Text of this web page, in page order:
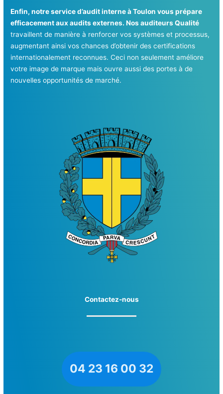
Enfin, notre service d’audit interne à Toulon vous prépare
efficacement aux audits externes. Nos auditeurs Qualité
travaillent de manière à renforcer vos systèmes et processus,
augmentant ainsi vos chances d’obtenir des certifications
internationalement reconnues. Ceci non seulement améliore
votre image de marque mais ouvre aussi des portes à de
nouvelles opportunités de marché.
Contactez-nous
04 23 16 00 32